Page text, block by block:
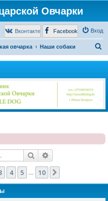
Овчарки
Вход
Вконтакте Facebook
овчарка Наши собаки
Поиск
из 10
4 5 10